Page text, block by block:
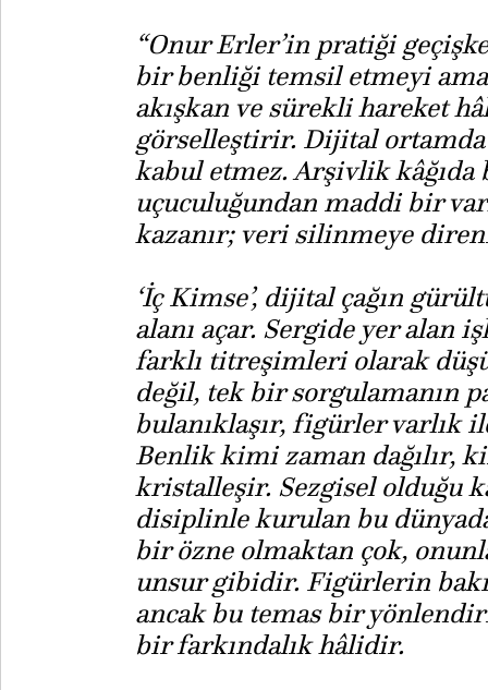
“Onur Erler’in pratiği
bir benliği temsil etmeyi
akışkan ve sürekli hareket
görselleştirir. Dijital
kabul etmez. Arşivlik kâğıda
uçuculuğundan maddi bir
kazanır; veri silinmeye
‘İç Kimse’, dijital çağın
alanı açar. Sergide yer alan
farklı titreşimleri olarak
değil, tek bir sorgulamanın
bulanıklaşır, figürler varlık
Benlik kimi zaman dağılır,
kristalleşir. Sezgisel olduğu
disiplinle kurulan bu
bir özne olmaktan çok,
unsur gibidir. Figürlerin
ancak bu temas bir
bir farkındalık hâlidir.